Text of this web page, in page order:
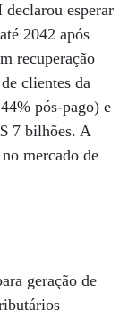
esperar
2042 após
recuperação
clientes da
pós-pago) e
7 bilhões. A
mercado de
geração de